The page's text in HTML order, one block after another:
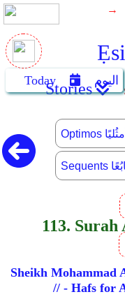
→
Today اليومStories